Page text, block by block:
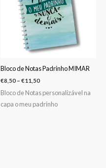
Bloco de Notas Padrinho MIMAR
€8,50 – €11,50
Bloco de Notas personalizável na
capa o meu padrinho